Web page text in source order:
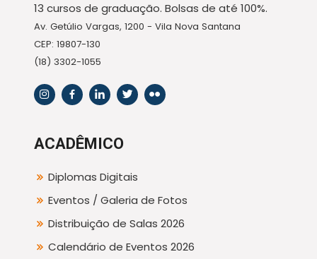
13 cursos de graduação. Bolsas de até 100%.
Av. Getúlio Vargas, 1200 - Vila Nova Santana
CEP: 19807-130
(18) 3302-1055
ACADÊMICO
Diplomas Digitais
Eventos / Galeria de Fotos
Distribuição de Salas 2026
Calendário de Eventos 2026